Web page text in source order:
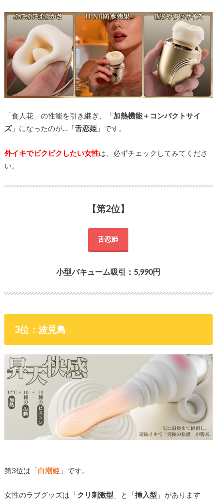
「食人花」の性能を引き継ぎ、「加熱機能＋コンパクトサイ
ズ」になったのが…「舌恋姫」です。
外イキでビクビクしたい女性は、必ずチェックしてみてくださ
い。
【第2位】
舌恋姫
小型バキューム吸引：5,990円
3位：波見鳥
第3位は「白潮姫 」です。
女性のラブグッズは「クリ刺激型 」と「挿入型 」があります